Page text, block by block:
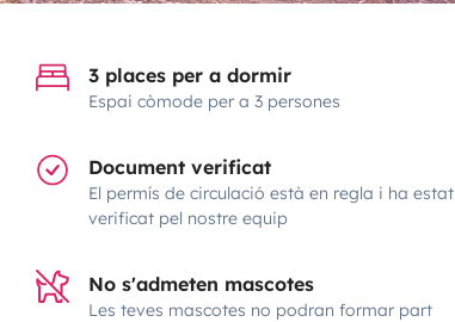
3 places per a dormir
Espai còmode per a 3 persones
Document verificat
El permís de circulació està en regla i ha estat
verificat pel nostre equip
No s'admeten mascotes
Les teves mascotes no podran formar part